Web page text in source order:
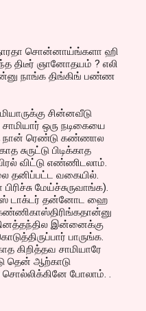
சொன்னாய்ங்களா ஹி
திடீர் ஞானோதயம் ? எலி
நாங்க திங்கிங் பண்ண
சின்னவீடு
சாமியார் ஒரு நடிகையை
நான் ரெண்டு கண்ணால
சுருட்டு பிடிக்காத
விட்டு எண்ணிடலாம்.
தனிப்பட்ட வகையில்.
மேய்ச்சுருவாங்க).
டாக்டர் தன்னோட ஹை
இன்னைக்கு
பாருங்க.
கிறித்தவ சாமியாரே
தென் ஆற்காடு
போலாம். .